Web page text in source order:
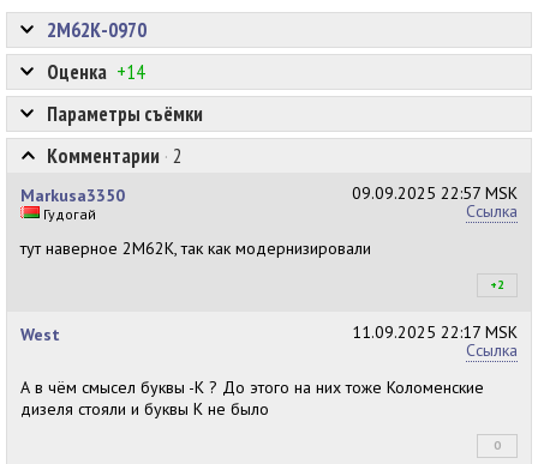
Оценка +14
2М62К-0970
Параметры съёмки
Комментарии · 2
09.09.2025 22:57 MSK
Ссылка
Markusa3350
Гудогай
тут наверное 2М62К, так как модернизировали
+2
11.09.2025 22:17 MSK
Ссылка
West
А в чём смысел буквы -К ? До этого на них тоже Коломенские
дизеля стояли и буквы К не было
0